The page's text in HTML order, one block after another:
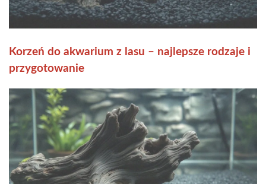
Korzeń do akwarium z lasu – najlepsze rodzaje i
przygotowanie